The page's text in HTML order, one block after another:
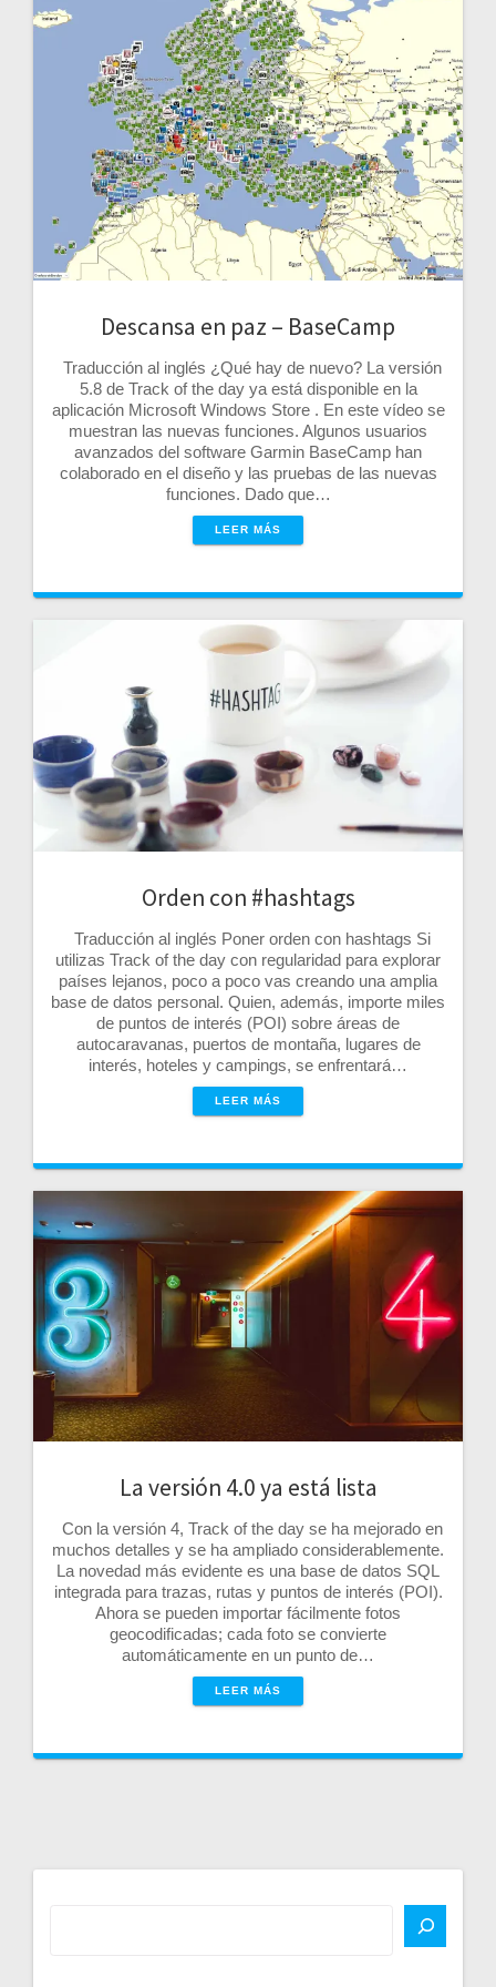
Descansa en paz – BaseCamp
Traducción al inglés ¿Qué hay de nuevo? La versión
5.8 de Track of the day ya está disponible en la
aplicación Microsoft Windows Store . En este vídeo se
muestran las nuevas funciones. Algunos usuarios
avanzados del software Garmin BaseCamp han
colaborado en el diseño y las pruebas de las nuevas
funciones. Dado que…
LEER MÁS
Orden con #hashtags
Traducción al inglés Poner orden con hashtags Si
utilizas Track of the day con regularidad para explorar
países lejanos, poco a poco vas creando una amplia
base de datos personal. Quien, además, importe miles
de puntos de interés (POI) sobre áreas de
autocaravanas, puertos de montaña, lugares de
interés, hoteles y campings, se enfrentará…
LEER MÁS
La versión 4.0 ya está lista
Con la versión 4, Track of the day se ha mejorado en
muchos detalles y se ha ampliado considerablemente.
La novedad más evidente es una base de datos SQL
integrada para trazas, rutas y puntos de interés (POI).
Ahora se pueden importar fácilmente fotos
geocodificadas; cada foto se convierte
automáticamente en un punto de…
LEER MÁS